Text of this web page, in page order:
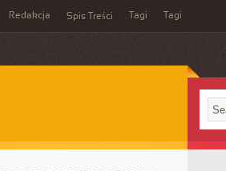
Redakcja Spis Treści Tagi Tagi